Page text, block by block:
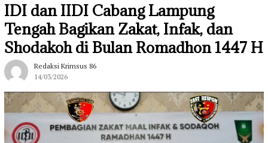
IDI dan IIDI Cabang Lampung
Tengah Bagikan Zakat, Infak, dan
Shodakoh di Bulan Romadhon 1447 H
Redaksi Krimsus 86
14/03/2026